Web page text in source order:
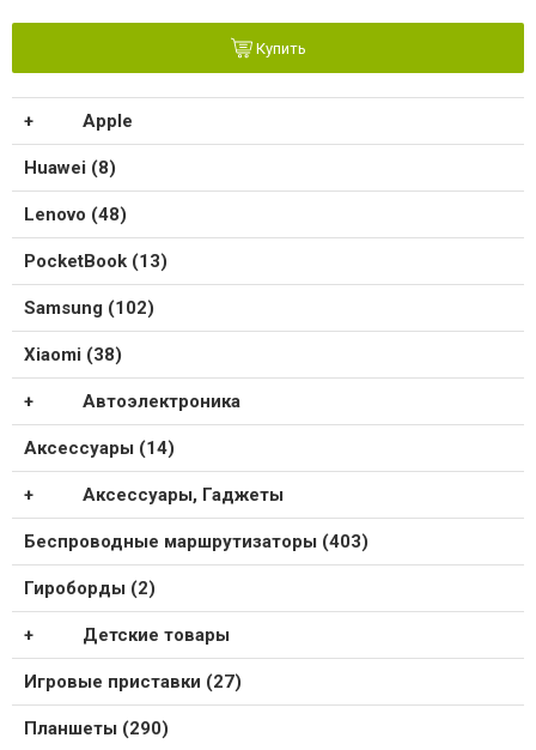
Купить
Apple
Huawei (8)
Lenovo (48)
PocketBook (13)
Samsung (102)
Xiaomi (38)
Автоэлектроника
Аксессуары (14)
Аксессуары, Гаджеты
Беспроводные маршрутизаторы (403)
Гироборды (2)
Детские товары
Игровые приставки (27)
Планшеты (290)